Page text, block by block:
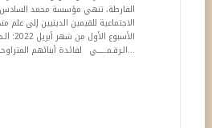
الفارطة، تنهي مؤسسة محمد السادس
الاجتماعية للقيمين الدينيين إلى
الأسبوع
الـرقـمــــــي لفائدة أبنائهم المتراوحة أعمارهم...